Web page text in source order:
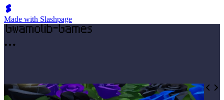
Made with Slashpage